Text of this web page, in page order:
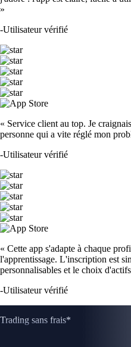
»
-Utilisateur vérifié
« Service client au top. Je
personne qui a vite réglé mon
-Utilisateur vérifié
« Cette app s'adapte à chaque
l'apprentissage. L'inscription est
personnalisables et le choix
-Utilisateur vérifié
Trading sans frais*